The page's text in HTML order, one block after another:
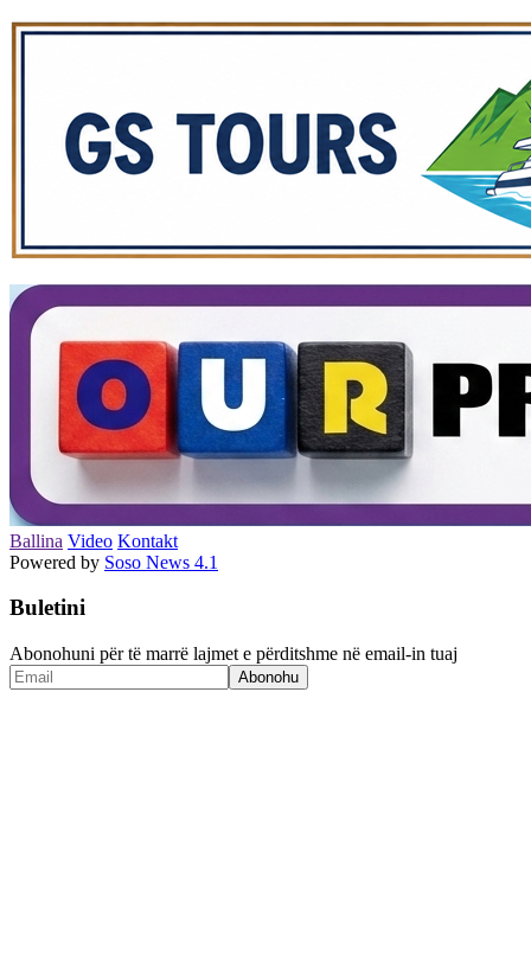
Ballina Video Kontakt
Powered by Soso News 4.1
Buletini
Abonohuni për të marrë lajmet e përditshme në email-in tuaj
Abonohu